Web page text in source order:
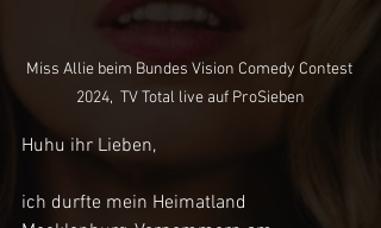
Miss Allie beim Bundes Vision Comedy Contest
2024,  TV Total live auf ProSieben
Huhu ihr Lieben,
ich durfte mein Heimatland